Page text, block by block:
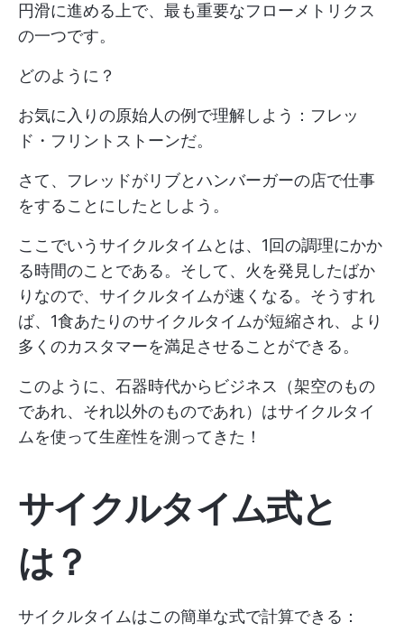
円滑に進める上で、最も重要なフローメトリクス
の一つです。
どのように？
お気に入りの原始人の例で理解しよう：フレッ
ド・フリントストーンだ。
さて、フレッドがリブとハンバーガーの店で仕事
をすることにしたとしよう。
ここでいうサイクルタイムとは、1回の調理にかか
る時間のことである。そして、火を発見したばか
りなので、サイクルタイムが速くなる。そうすれ
ば、1食あたりのサイクルタイムが短縮され、より
多くのカスタマーを満足させることができる。
このように、石器時代からビジネス（架空のもの
であれ、それ以外のものであれ）はサイクルタイ
ムを使って生産性を測ってきた！
サイクルタイム式と
は？
サイクルタイムはこの簡単な式で計算できる：